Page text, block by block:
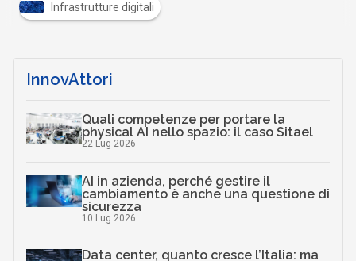
Infrastrutture digitali
InnovAttori
Quali competenze per portare la
physical AI nello spazio: il caso Sitael
22 Lug 2026
AI in azienda, perché gestire il
cambiamento è anche una questione di
sicurezza
10 Lug 2026
Data center, quanto cresce l’Italia: ma